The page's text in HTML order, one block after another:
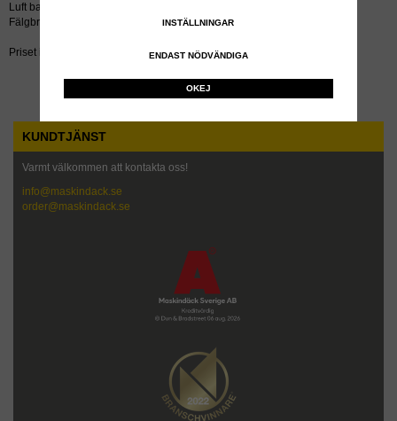
Luft bar: 2.50
Fälgbredd tum: 1.75x8
Priset inkluderar återvinningsavgift!
KUNDTJÄNST
Varmt välkommen att kontakta oss!
info@maskindack.se
order@maskindack.se
INSTÄLLNINGAR
ENDAST NÖDVÄNDIGA
OKEJ